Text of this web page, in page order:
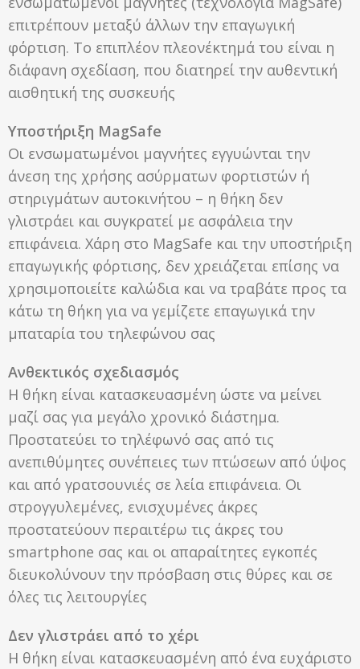
επιτρέπουν μεταξύ άλλων την επαγωγική
φόρτιση. Το επιπλέον πλεονέκτημά του είναι η
διάφανη σχεδίαση, που διατηρεί την αυθεντική
αισθητική της συσκευής
Υποστήριξη MagSafe
Οι ενσωματωμένοι μαγνήτες εγγυώνται την
άνεση της χρήσης ασύρματων φορτιστών ή
στηριγμάτων αυτοκινήτου – η θήκη δεν
γλιστράει και συγκρατεί με ασφάλεια την
επιφάνεια. Χάρη στο MagSafe και την υποστήριξη
επαγωγικής φόρτισης, δεν χρειάζεται επίσης να
χρησιμοποιείτε καλώδια και να τραβάτε προς τα
κάτω τη θήκη για να γεμίζετε επαγωγικά την
μπαταρία του τηλεφώνου σας
Ανθεκτικός σχεδιασμός
Η θήκη είναι κατασκευασμένη ώστε να μείνει
μαζί σας για μεγάλο χρονικό διάστημα.
Προστατεύει το τηλέφωνό σας από τις
ανεπιθύμητες συνέπειες των πτώσεων από ύψος
και από γρατσουνιές σε λεία επιφάνεια. Οι
στρογγυλεμένες, ενισχυμένες άκρες
προστατεύουν περαιτέρω τις άκρες του
smartphone σας και οι απαραίτητες εγκοπές
διευκολύνουν την πρόσβαση στις θύρες και σε
όλες τις λειτουργίες
Δεν γλιστράει από το χέρι
Η θήκη είναι κατασκευασμένη από ένα ευχάριστο